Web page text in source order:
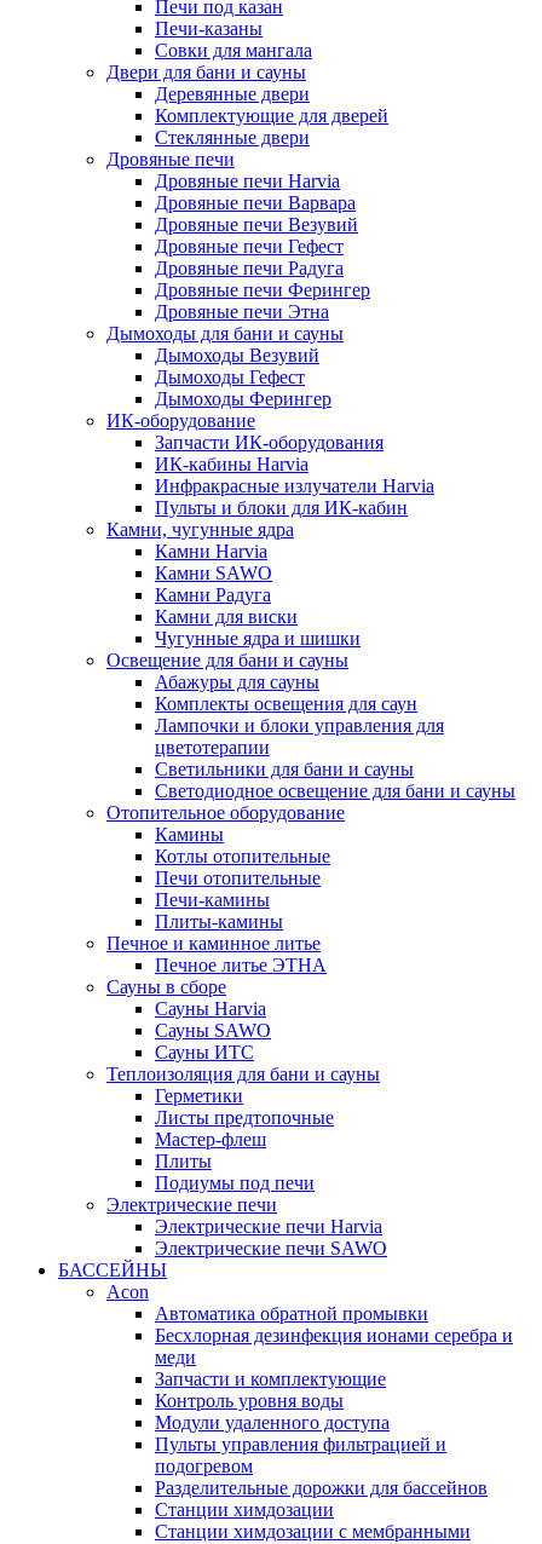
Печи под казан
Печи-казаны
Совки для мангала
Двери для бани и сауны
Деревянные двери
Комплектующие для дверей
Стеклянные двери
Дровяные печи
Дровяные печи Harvia
Дровяные печи Варвара
Дровяные печи Везувий
Дровяные печи Гефест
Дровяные печи Радуга
Дровяные печи Ферингер
Дровяные печи Этна
Дымоходы для бани и сауны
Дымоходы Везувий
Дымоходы Гефест
Дымоходы Ферингер
ИК-оборудование
Запчасти ИК-оборудования
ИК-кабины Harvia
Инфракрасные излучатели Harvia
Пульты и блоки для ИК-кабин
Камни, чугунные ядра
Камни Harvia
Камни SAWO
Камни Радуга
Камни для виски
Чугунные ядра и шишки
Освещение для бани и сауны
Абажуры для сауны
Комплекты освещения для саун
Лампочки и блоки управления для
цветотерапии
Светильники для бани и сауны
Светодиодное освещение для бани и сауны
Отопительное оборудование
Камины
Котлы отопительные
Печи отопительные
Печи-камины
Плиты-камины
Печное и каминное литье
Печное литье ЭТНА
Сауны в сборе
Cауны Harvia
Сауны SAWO
Сауны ИТС
Теплоизоляция для бани и сауны
Герметики
Листы предтопочные
Мастер-флеш
Плиты
Подиумы под печи
Электрические печи
Электрические печи Harvia
Электрические печи SAWO
БАССЕЙНЫ
Acon
Автоматика обратной промывки
Беcхлорная дезинфекция ионами серебра и
меди
Запчасти и комплектующие
Контроль уровня воды
Модули удаленного доступа
Пульты управления фильтрацией и
подогревом
Разделительные дорожки для бассейнов
Станции химдозации
Станции химдозации с мембранными